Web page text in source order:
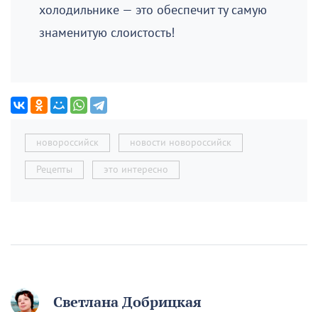
холодильнике — это обеспечит ту самую
знаменитую слоистость!
новороссийск новости новороссийск
Рецепты это интересно
Светлана Добрицкая